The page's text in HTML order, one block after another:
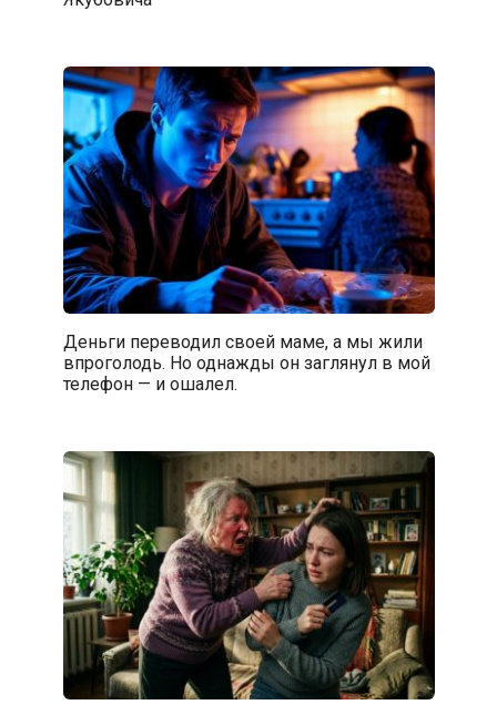
Деньги переводил своей маме, а мы жили
впроголодь. Но однажды он заглянул в мой
телефон — и ошалел.